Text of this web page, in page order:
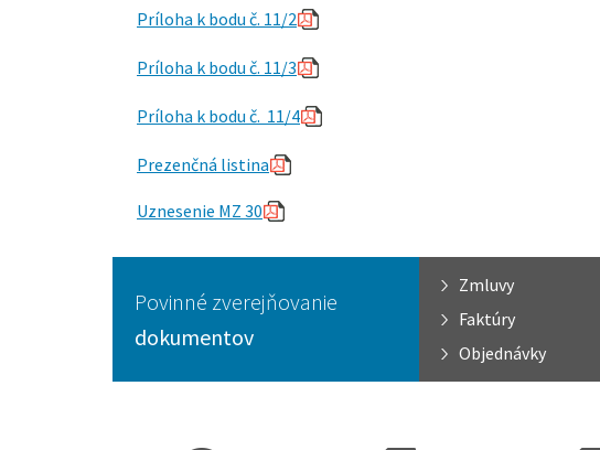
Príloha k bodu č. 11/2
Príloha k bodu č. 11/3
Príloha k bodu č. 11/4
Prezenčná listina
Uznesenie MZ 30
Povinné zverejňovanie
dokumentov
Zmluvy
Faktúry
Objednávky